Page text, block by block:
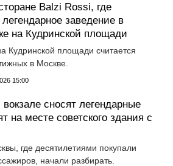
Balzi Rossi, где
заведение в
на Кудринской площади
Кудринской площади считается
в Москве.
15:00
сносят легендарные
на месте советского здания с
где десятилетиями покупали
начали разбирать.